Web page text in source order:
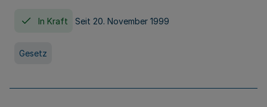
In Kraft Seit 20. November 1999
Gesetz